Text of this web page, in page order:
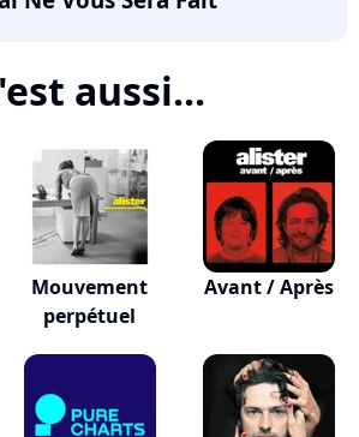
aussi...
Mouvement
perpétuel
Avant / Après